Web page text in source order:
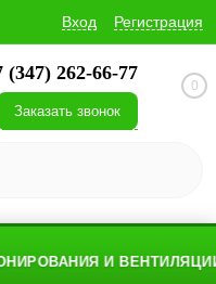
Вход Регистрация
(347) 262-66-77
Заказать звонок
0
И ВЕНТИЛЯЦИИ